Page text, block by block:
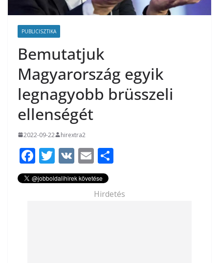
PUBLICISZTIKA
Bemutatjuk
Magyarország egyik
legnagyobb brüsszeli
ellenségét
2022-09-22 hirextra2
F
ac
e
T
w
itt
V
K
E
m
ai
l
za
m
Hirdetés